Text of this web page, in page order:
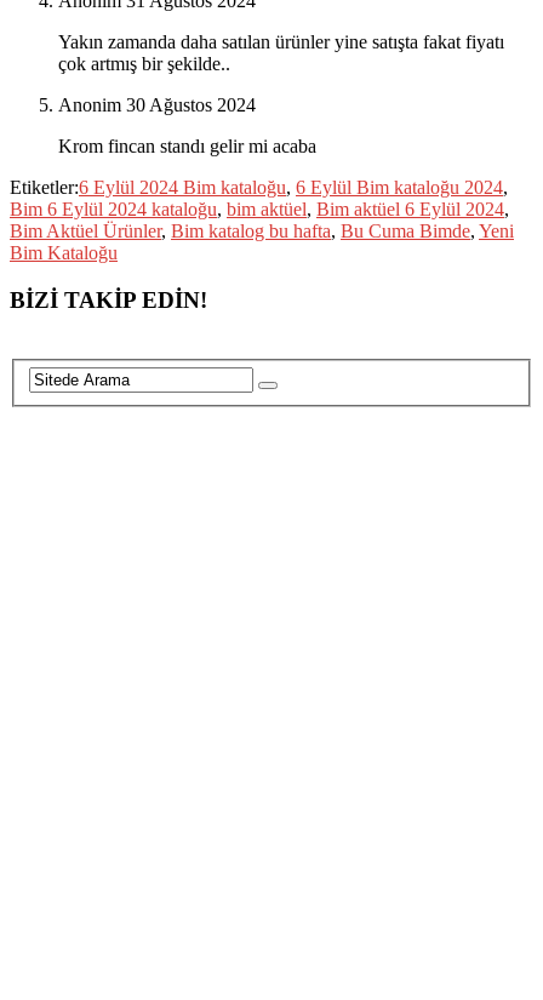
Yakın zamanda daha satılan ürünler yine satışta fakat fiyatı
çok artmış bir şekilde..
Anonim 30 Ağustos 2024
Krom fincan standı gelir mi acaba
Etiketler:6 Eylül 2024 Bim kataloğu, 6 Eylül Bim kataloğu 2024,
Bim 6 Eylül 2024 kataloğu, bim aktüel, Bim aktüel 6 Eylül 2024,
Bim Aktüel Ürünler, Bim katalog bu hafta, Bu Cuma Bimde, Yeni
Bim Kataloğu
BİZİ TAKİP EDİN!